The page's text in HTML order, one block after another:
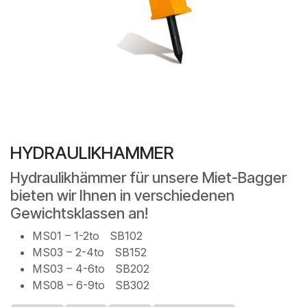
HYDRAULIKHAMMER
Hydraulikhämmer für unsere Miet-Bagger
bieten wir Ihnen in verschiedenen
Gewichtsklassen an!
MS01 – 1-2to SB102
MS03 – 2-4to SB152
MS03 – 4-6to SB202
MS08 – 6-9to SB302